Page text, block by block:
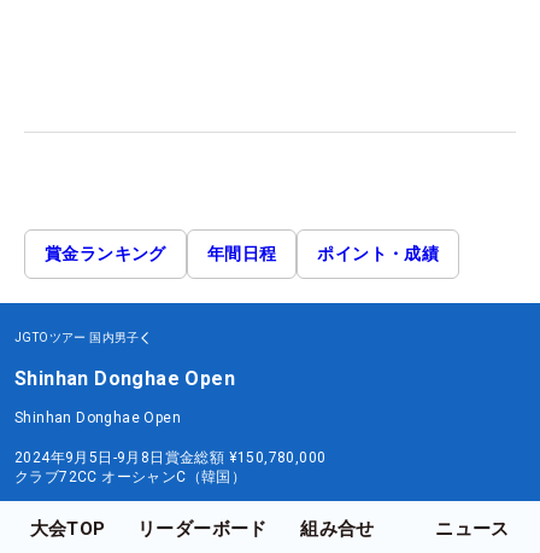
賞金ランキング 年間日程 ポイント・成績
JGTOツアー 国内男子
Shinhan Donghae Open
Shinhan Donghae Open
2024年9月5日-9月8日 賞金総額 ¥150,780,000
クラブ72CC オーシャンC（韓国）
大会TOP リーダーボード 組み合せ ニュース